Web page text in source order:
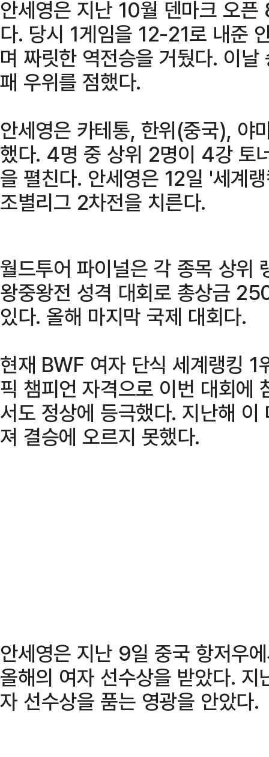
안세영은 지난 10월 덴마크 오
다. 당시 1게임을 12-21로 내준
며 짜릿한 역전승을 거뒀다. 이
패 우위를 점했다.
안세영은 카테통, 한위(중국), 야
했다. 4명 중 상위 2명이 4강 토
을 펼친다. 안세영은 12일 '세계
조별리그 2차전을 치른다.
월드투어 파이널은 각 종목 상위
왕중왕전 성격 대회로 총상금
있다. 올해 마지막 국제 대회다.
현재 BWF 여자 단식 세계랭킹
픽 챔피언 자격으로 이번 대회에
서도 정상에 등극했다. 지난해
져 결승에 오르지 못했다.
안세영은 지난 9일 중국 항저우
올해의 여자 선수상을 받았다.
자 선수상을 품는 영광을 안았다.